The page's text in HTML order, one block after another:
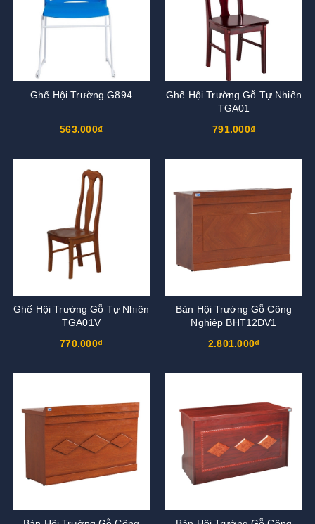
Ghế Hội Trường G894
563.000₫
Ghế Hội Trường Gỗ Tự Nhiên
TGA01
791.000₫
Ghế Hội Trường Gỗ Tự Nhiên
TGA01V
770.000₫
Bàn Hội Trường Gỗ Công
Nghiệp BHT12DV1
2.801.000₫